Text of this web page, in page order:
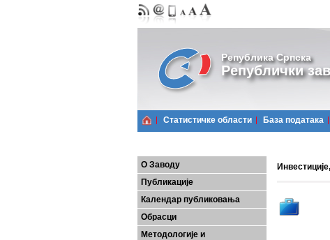
Република Српска
Републички
Статистичке области Базa података
О Заводу
Публикације
Календар публиковања
Обрасци
Методологије и